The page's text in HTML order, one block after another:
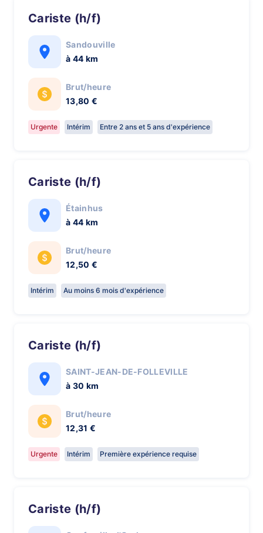
Cariste (h/f)
Sandouville
à 44 km
Brut/heure
13,80 €
Urgente Intérim Entre 2 ans et 5 ans d'expérience
Cariste (h/f)
Étainhus
à 44 km
Brut/heure
12,50 €
Intérim Au moins 6 mois d'expérience
Cariste (h/f)
SAINT-JEAN-DE-FOLLEVILLE
à 30 km
Brut/heure
12,31 €
Urgente Intérim Première expérience requise
Cariste (h/f)